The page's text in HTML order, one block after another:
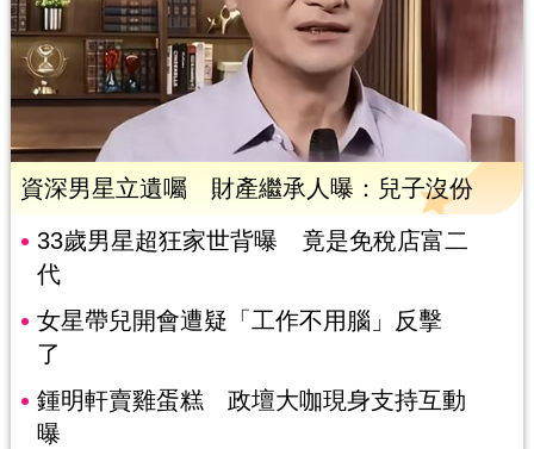
資深男星立遺囑 財產繼承人曝：兒子沒份
33歲男星超狂家世背曝 竟是免稅店富二
代
女星帶兒開會遭疑「工作不用腦」反擊
了
鍾明軒賣雞蛋糕 政壇大咖現身支持互動
曝